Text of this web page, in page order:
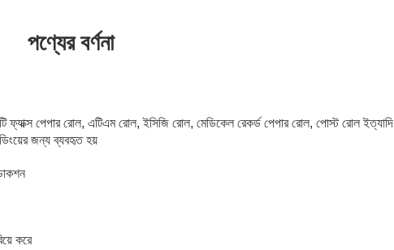
পণ্যের বর্ণনা
ফ্যাক্স পেপার রোল, এটিএম রোল, ইসিজি রোল, মেডিকেল রেকর্ড পেপার রোল, পোস্ট রোল ইত্যাদি
জন্য ব্যবহৃত হয়
করে